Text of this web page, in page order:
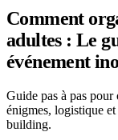
Comment
adultes : Le
événement
Guide pas à pas pour
énigmes, logistique
building.